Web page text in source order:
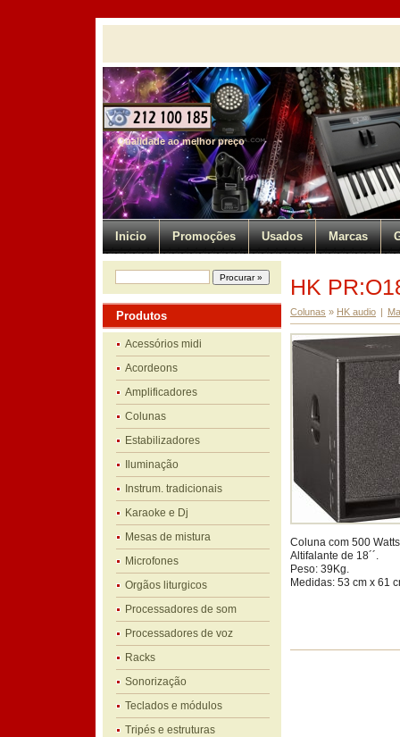
Qualidade ao melhor preço
Inicio Promoções Usados Marcas
Produtos
Acessórios midi
Acordeons
Amplificadores
Colunas
Estabilizadores
Iluminação
Instrum. tradicionais
Karaoke e Dj
Mesas de mistura
Microfones
Orgãos liturgicos
Processadores de som
Processadores de voz
Racks
Sonorização
Teclados e módulos
Tripés e estruturas
HK
Colunas » HK audio |
Coluna com 500
Altifalante de 18´´.
Peso: 39Kg.
Medidas: 53 cm x 61